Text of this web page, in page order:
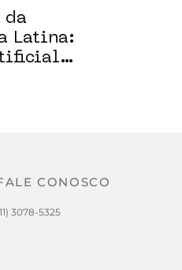
da
Latina:
CONOSCO
3078-5325